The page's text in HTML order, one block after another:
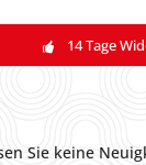
14 Tage
Sie keine